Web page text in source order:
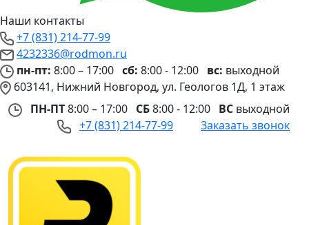
Наши контакты
+7 (831) 214-77-99
4232336@rodmon.ru
пн-пт: 8:00 – 17:00 сб: 8:00 - 12:00 вс: выходной
603141, Нижний Новгород, ул. Геологов 1Д, 1 этаж
ПН-ПТ8:00 – 17:00 СБ8:00 - 12:00 ВС выходной
+7 (831) 214-77-99
Заказать звонок